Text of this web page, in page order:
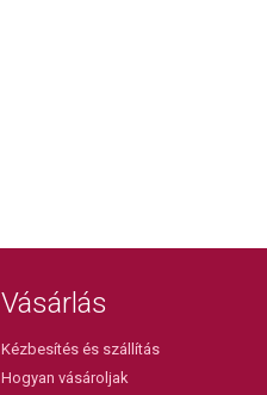
Vásárlás
Kézbesítés és szállítás
Hogyan vásároljak